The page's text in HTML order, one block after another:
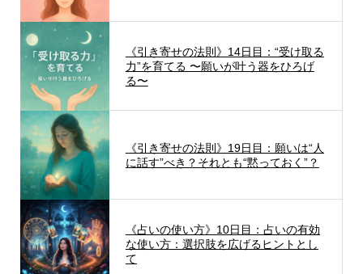
《引き寄せの法則》14日目：“受け取る
力”を育てる 〜願いが叶う器をひろげ
る〜
《引き寄せの法則》19日目：願いは“人
に話す”べき？それとも“黙っておく”？
《占いの使い方》10日目：占いの有効
な使い方：選択肢を広げるヒントとし
て